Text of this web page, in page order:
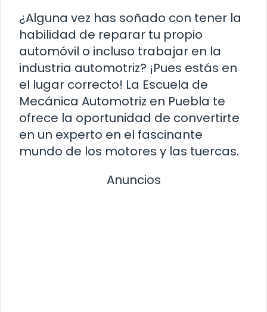
¿Alguna vez has soñado con tener la
habilidad de reparar tu propio
automóvil o incluso trabajar en la
industria automotriz? ¡Pues estás en
el lugar correcto! La Escuela de
Mecánica Automotriz en Puebla te
ofrece la oportunidad de convertirte
en un experto en el fascinante
mundo de los motores y las tuercas.
Anuncios